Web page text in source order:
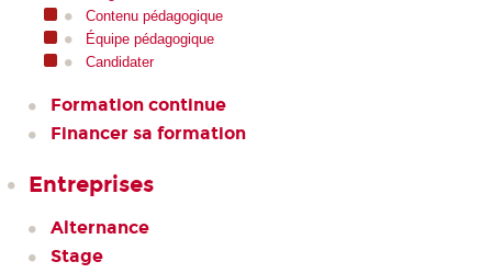
Contenu pédagogique
Équipe pédagogique
Candidater
Formation continue
Financer sa formation
Entreprises
Alternance
Stage